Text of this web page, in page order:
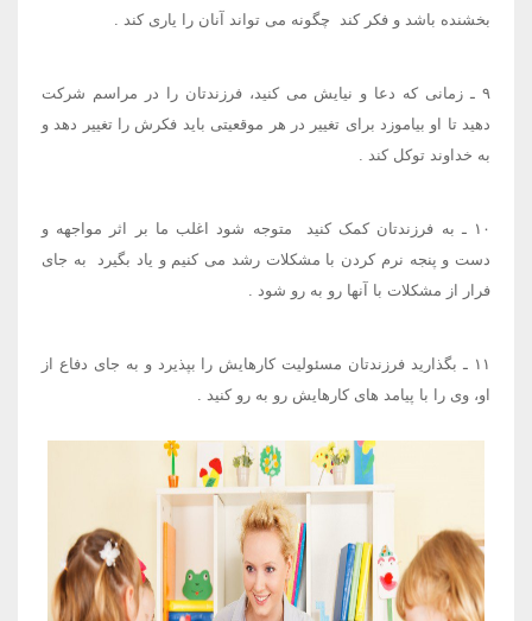
بخشنده باشد و فکر کند ​ چگونه می تواند آنان را یاری کند .
۹ ـ زمانی که دعا و نیایش می کنید، فرزندتان را در مراسم شرکت
دهید تا او بیاموزد ​ برای تغییر در هر موقعیتی باید فکرش را تغییر دهد و
به خداوند توکل کند .
۱۰ ـ به فرزندتان کمک کنید ​ متوجه شود اغلب ما بر اثر مواجهه و
دست و پنجه نرم کردن با مشکلات رشد می کنیم و یاد بگیرد ​ به جای
فرار از مشکلات با آنها رو به رو شود .
۱۱ ـ بگذارید فرزندتان مسئولیت کارهایش را بپذیرد و به جای دفاع از
او، وی را با پیامد های کارهایش رو به رو کنید .